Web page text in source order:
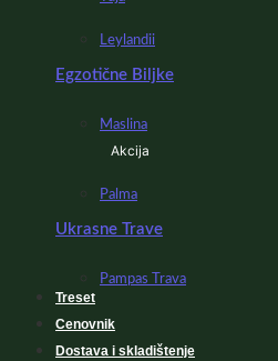
Leylandii
Egzotične Biljke
Maslina
Akcija
Palma
Ukrasne Trave
Pampas Trava
Treset
Cenovnik
Dostava i skladištenje